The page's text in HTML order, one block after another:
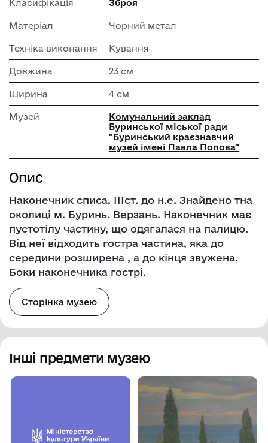
Класифікація Зброя
Матеріал Чорний метал
Техніка виконання Кування
Довжина 23 см
Ширина 4 см
Музей
Комунальний заклад
Буринської міської ради
"Буринський краєзнавчий
музей імені Павла Попова"
Опис
Наконечник списа. ІІІст. до н.е. Знайдено тна
околиці м. Буринь. Верзань. Наконечник має
пустотілу частину, що одягалася на палицю.
Від неї відходить гостра частина, яка до
середини розширена , а до кінця звужена.
Боки наконечника гострі.
Сторінка музею
Інші предмети музею